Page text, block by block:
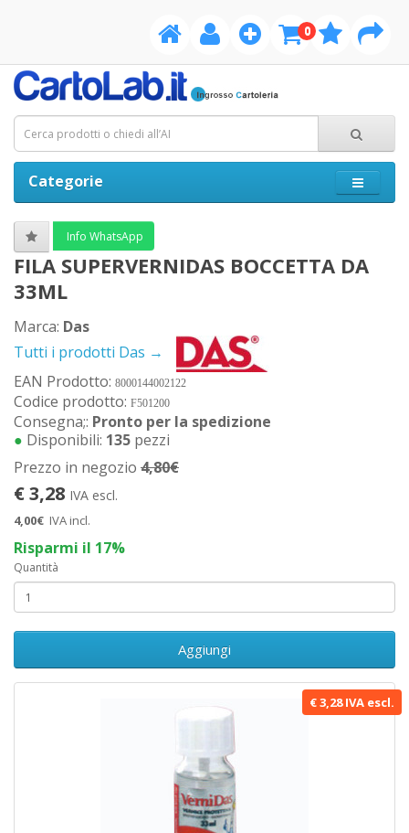
0
Categorie
€ 3,28 IVA escl.
Info WhatsApp
FILA SUPERVERNIDAS BOCCETTA DA
33ML
Marca: Das
Tutti i prodotti Das →
EAN Prodotto: 8000144002122
Codice prodotto: F501200
Consegna;: Pronto per la spedizione
● Disponibili: 135 pezzi
Prezzo in negozio 4,80€
€ 3,28 IVA escl.
4,00€ IVA incl.
Risparmi il 17%
Quantità
Aggiungi